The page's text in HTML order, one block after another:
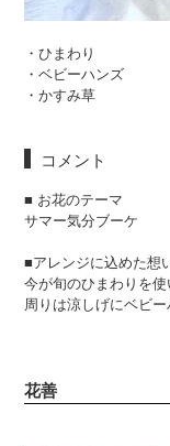
・ひまわり
・ベビーハンズ
・かすみ草
コメント
■ お花のテーマ
サマー気分ブーケ
■アレンジに込めた想
今が旬のひまわりを使
周りは涼しげにベビ
花善